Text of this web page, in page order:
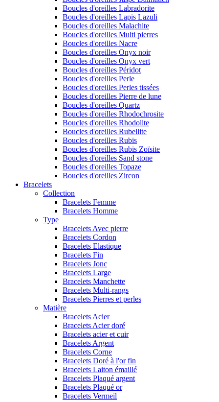
Boucles d'oreilles Labradorite
Boucles d'oreilles Lapis Lazuli
Boucles d'oreilles Malachite
Boucles d'oreilles Multi pierres
Boucles d'oreilles Nacre
Boucles d'oreilles Onyx noir
Boucles d'oreilles Onyx vert
Boucles d'oreilles Péridot
Boucles d'oreilles Perle
Boucles d'oreilles Perles tissées
Boucles d'oreilles Pierre de lune
Boucles d'oreilles Quartz
Boucles d'oreilles Rhodochrosite
Boucles d'oreilles Rhodolite
Boucles d'oreilles Rubellite
Boucles d'oreilles Rubis
Boucles d'oreilles Rubis Zoïsite
Boucles d'oreilles Sand stone
Boucles d'oreilles Topaze
Boucles d'oreilles Zircon
Bracelets
Collection
Bracelets Femme
Bracelets Homme
Type
Bracelets Avec pierre
Bracelets Cordon
Bracelets Elastique
Bracelets Fin
Bracelets Jonc
Bracelets Large
Bracelets Manchette
Bracelets Multi-rangs
Bracelets Pierres et perles
Matière
Bracelets Acier
Bracelets Acier doré
Bracelets acier et cuir
Bracelets Argent
Bracelets Corne
Bracelets Doré à l'or fin
Bracelets Laiton émaillé
Bracelets Plaqué argent
Bracelets Plaqué or
Bracelets Vermeil